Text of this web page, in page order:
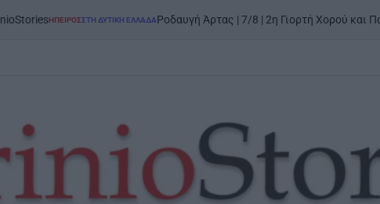
POSTED
ΉΠΕΙΡΟΣΣΤΗ ΔΥΤΙΚΉ ΕΛΛΆΔΑΡοδαυγή Άρτας | 7/8 | 2η Γιορτή Χορού και